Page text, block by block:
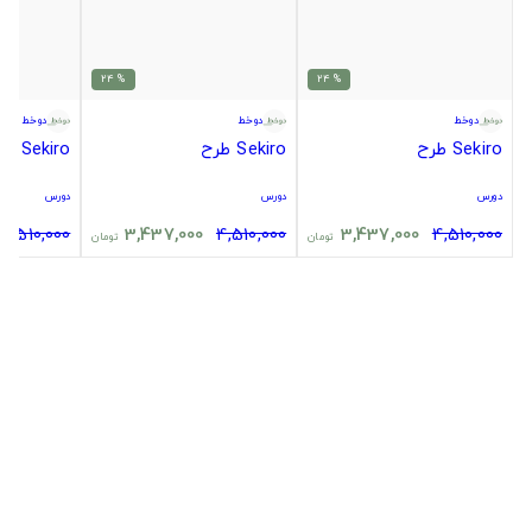
% 24
دوخط
Sekiro طرح
دورس
4,510,000
3,437,000 تومان
% 24
دوخط
Sekiro طرح
دورس
4,510,000
3,437,000 تومان
دوخط
Sekiro طرح
دورس
4,510,000